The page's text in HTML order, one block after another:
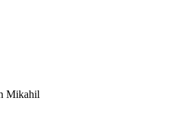
Mikahil